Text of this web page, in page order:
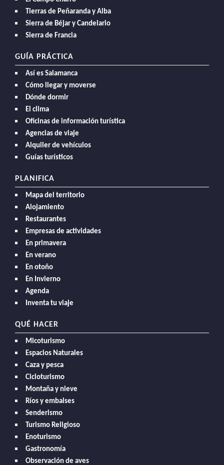
Tierras de Peñaranda y Alba
Sierra de Béjar y Candelario
Sierra de Francia
GUÍA PRÁCTICA
Así es Salamanca
Cómo llegar y moverse
Dónde dormir
El clima
Oficinas de información turística
Agencias de viaje
Alquiler de vehículos
Guías turísticos
PLANIFICA
Mapa del territorio
Alojamiento
Restaurantes
Empresas de actividades
En primavera
En verano
En otoño
En Invierno
Agenda
Inventa tu viaje
QUÉ HACER
Micoturismo
Espacios Naturales
Caza y pesca
Cicloturismo
Montaña y nieve
Ríos y embalses
Senderismo
Turismo Religioso
Enoturismo
Gastronomía
Observación de aves